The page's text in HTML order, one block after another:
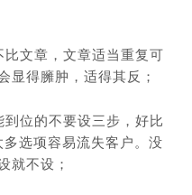
文章，文章适当重复可
显得臃肿，适得其反；
位的不要设三步，好比
选项容易流失客户。没
就不设；